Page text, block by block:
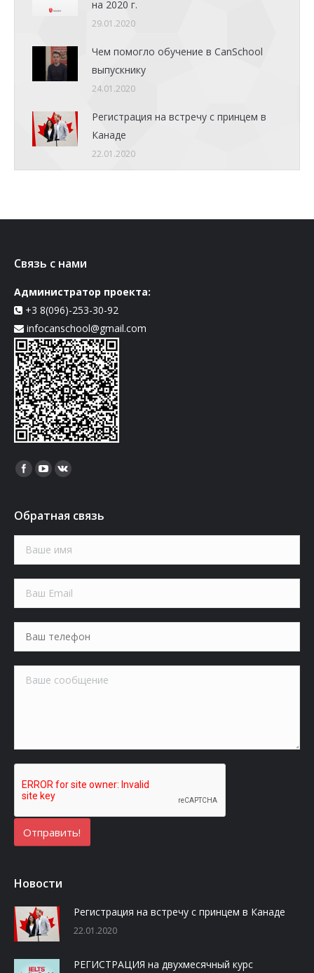
на 2020 г.
29.01.2020
Чем помогло обучение в CanSchool
выпускнику
24.01.2020
Регистрация на встречу с принцем в
Канаде
22.01.2020
Связь с нами
Администратор проекта:
+3 8(096)-253-30-92
infocanschool@gmail.com
Найдите нас:
Обратная связь
Новости
Регистрация на встречу с принцем в Канаде
22.01.2020
РЕГИСТРАЦИЯ на двухмесячный курс